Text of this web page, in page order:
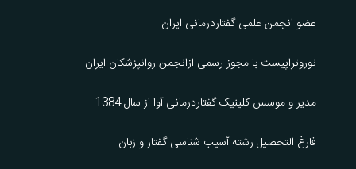
عضو انجمن علمی گفتاردرمانی ایران
نوروتراپیست با مجوز رسمی ازانجمن روانپزشکان ایران
مدیر و موسس کلینیک گفتاردرمانی آوا از سال 1384
فارغ التحصیل رشته آسیب شناسی گفتار و زبان